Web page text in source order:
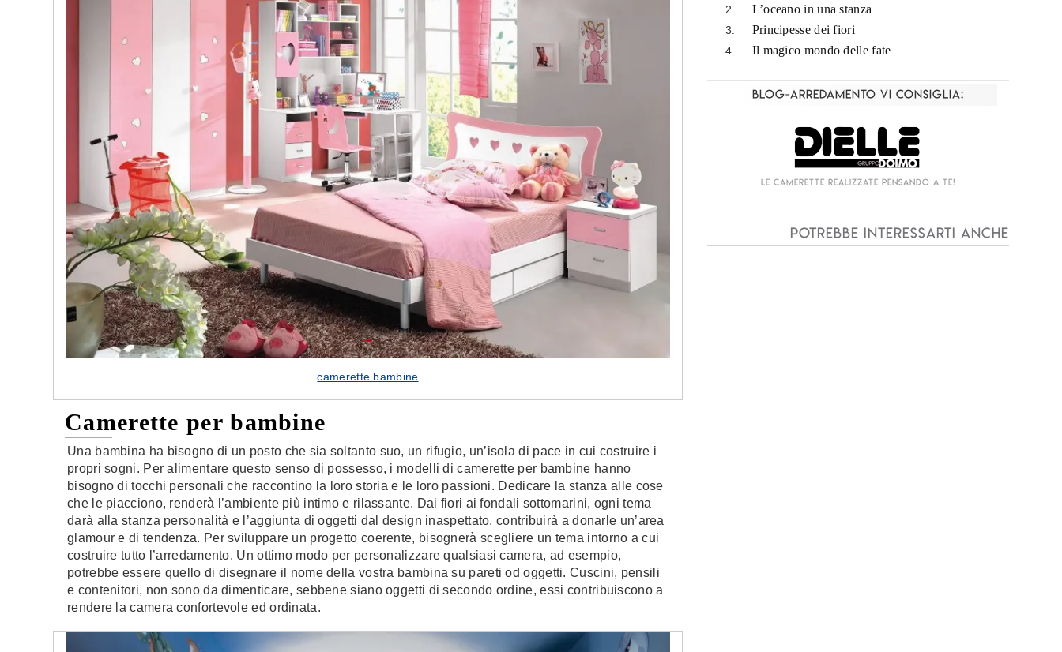
camerette bambine
Camerette per bambine
Una bambina ha bisogno di un posto che sia soltanto suo, un rifugio, un’isola di pace in cui costruire i
propri sogni. Per alimentare questo senso di possesso, i modelli di camerette per bambine hanno
bisogno di tocchi personali che raccontino la loro storia e le loro passioni. Dedicare la stanza alle cose
che le piacciono, renderà l’ambiente più intimo e rilassante. Dai fiori ai fondali sottomarini, ogni tema
darà alla stanza personalità e l’aggiunta di oggetti dal design inaspettato, contribuirà a donarle un’area
glamour e di tendenza. Per sviluppare un progetto coerente, bisognerà scegliere un tema intorno a cui
costruire tutto l’arredamento. Un ottimo modo per personalizzare qualsiasi camera, ad esempio,
potrebbe essere quello di disegnare il nome della vostra bambina su pareti od oggetti. Cuscini, pensili
e contenitori, non sono da dimenticare, sebbene siano oggetti di secondo ordine, essi contribuiscono a
rendere la camera confortevole ed ordinata.
L’oceano in una stanza
Principesse dei fiori
Il magico mondo delle fate
Blog-Arredamento vi consiglia:
Cappe cucina dal design innovativo
Le camerette realizzate pensando a te!
Potrebbe interessarti anche